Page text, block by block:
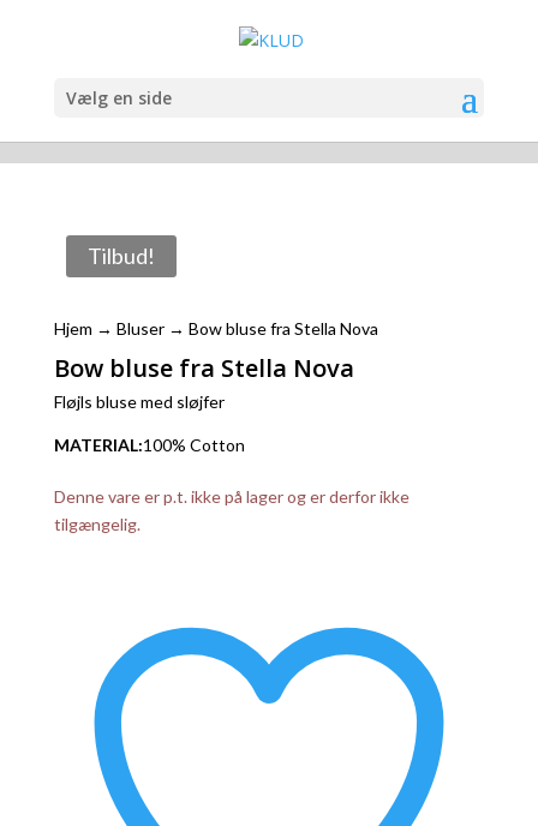
Vælg en side
Tilbud!
Hjem → Bluser→ Bow bluse fra Stella Nova
Bow bluse fra Stella Nova
Fløjls bluse med sløjfer
MATERIAL:100% Cotton
Denne vare er p.t. ikke på lager og er derfor ikke
tilgængelig.